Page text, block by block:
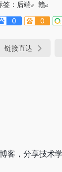
签： 后端
赣
0
0
链接直达
客，分享技术